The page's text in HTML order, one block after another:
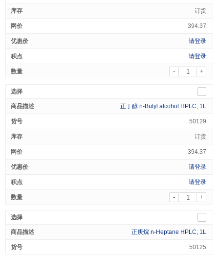
订货
394.37
请登录
请登录
- +
正丁醇 n-Butyl alcohol HPLC, 1L
50129
订货
394.37
请登录
请登录
- +
正庚烷 n-Heptane HPLC, 1L
50125